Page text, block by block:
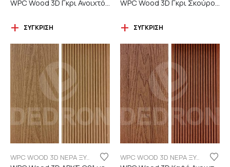
ΣΎΓΚΡΙΣΗ ΣΎΓΚΡΙΣΗ
WPC WOOD 3D ΝΕΡΑ ΞΥΛΟΥ WPC WOOD 3D ΝΕΡΑ ΞΥΛΟΥ